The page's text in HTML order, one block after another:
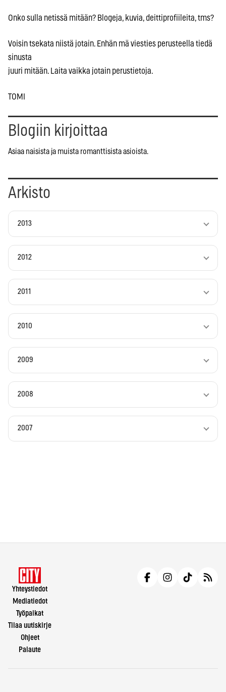
Onko sulla netissä mitään? Blogeja, kuvia, deittiprofiileita, tms?
Voisin tsekata niistä jotain. Enhän mä viesties perusteella tiedä
sinusta
juuri mitään. Laita vaikka jotain perustietoja.
TOMI
Blogiin kirjoittaa
Asiaa naisista ja muista romanttisista asioista.
Arkisto
2013
2012
2011
2010
2009
2008
2007
Yhteystiedot
Mediatiedot
Työpaikat
Tilaa uutiskirje
Ohjeet
Palaute